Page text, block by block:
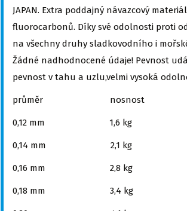
JAPAN. Extra poddajný návazcový
fluorocarbonů. Díky své odolnosti proti
na všechny druhy sladkovodního i
Žádné nadhodnocené údaje! Pevnost
pevnost v tahu a uzlu,velmi vysoká
průměr nosnost
0,12 mm 1,6 kg
0,14 mm 2,1 kg
0,16 mm 2,8 kg
0,18 mm 3,4 kg